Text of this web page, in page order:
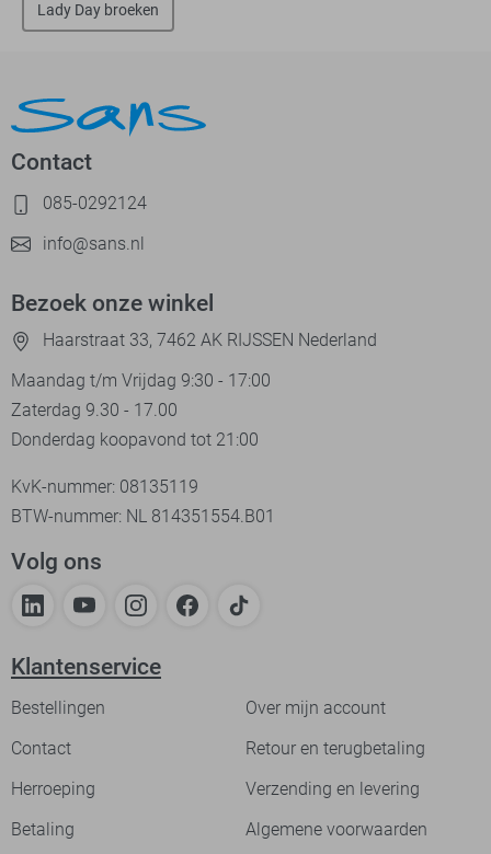
Lady Day broeken
Contact
085-0292124
info@sans.nl
Bezoek onze winkel
Haarstraat 33, 7462 AK RIJSSEN Nederland
Maandag t/m Vrijdag 9:30 - 17:00
Zaterdag 9.30 - 17.00
Donderdag koopavond tot 21:00
KvK-nummer: 08135119
BTW-nummer: NL 814351554.B01
Volg ons
Klantenservice
Bestellingen
Over mijn account
Contact
Retour en terugbetaling
Herroeping
Verzending en levering
Betaling
Algemene voorwaarden